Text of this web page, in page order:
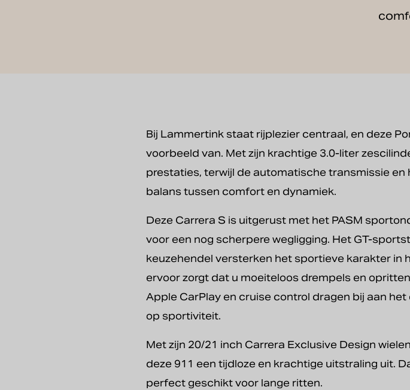
Bij Lammertink staat rijplezier centraal, en deze
voorbeeld van. Met zijn krachtige 3.0-liter
prestaties, terwijl de automatische transmissie
balans tussen comfort en dynamiek.
Deze Carrera S is uitgerust met het PASM
voor een nog scherpere wegligging. Het GT-
keuzehendel versterken het sportieve karakter in
ervoor zorgt dat u moeiteloos drempels en
Apple CarPlay en cruise control dragen bij aan
op sportiviteit.
Met zijn 20/21 inch Carrera Exclusive Design
deze 911 een tijdloze en krachtige uitstraling uit.
perfect geschikt voor lange ritten.